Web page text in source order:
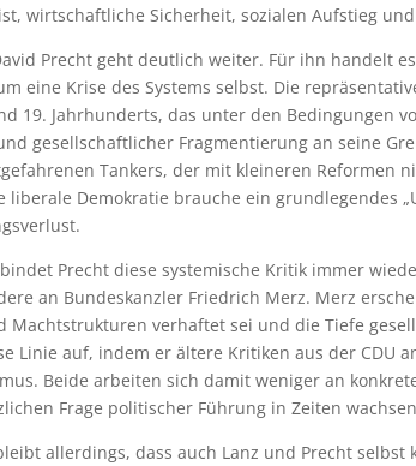
wirtschaftliche Sicherheit, sozialen Aufstieg
Precht geht deutlich weiter. Für ihn handelt
eine Krise des Systems selbst. Die
19. Jahrhunderts, das unter den Bedingungen
gesellschaftlicher Fragmentierung an seine
Tankers, der mit kleineren Reformen
liberale Demokratie brauche ein grundlegendes
Precht diese systemische Kritik immer
an Bundeskanzler Friedrich Merz. Merz
Machtstrukturen verhaftet sei und die Tiefe
Linie auf, indem er ältere Kritiken aus der CDU
Beide arbeiten sich damit weniger an
Frage politischer Führung in Zeiten
allerdings, dass auch Lanz und Precht